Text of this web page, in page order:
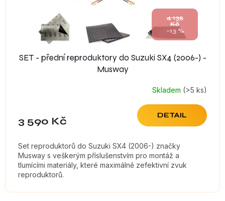
4 135
Kč
–13 %
SET - přední reproduktory do Suzuki SX4 (2006-) -
Musway
Skladem (>5 ks)
3 590 Kč DETAIL
Set reproduktorů do Suzuki SX4 (2006-) značky
Musway s veškerým příslušenstvím pro montáž a
tlumícími materiály, které maximálně zefektivní zvuk
reproduktorů.